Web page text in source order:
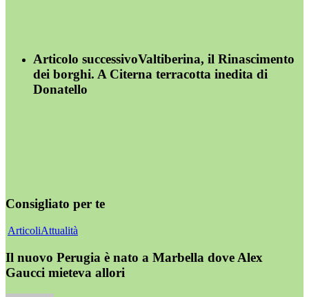
Articolo successivoValtiberina, il Rinascimento
dei borghi. A Citerna terracotta inedita di
Donatello
Consigliato per te
ArticoliAttualità
Il nuovo Perugia è nato a Marbella dove Alex
Gaucci mieteva allori